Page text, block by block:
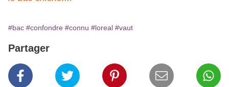
#bac #confondre #connu #loreal #vaut
Partager